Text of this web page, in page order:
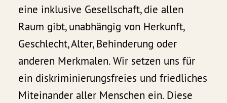
eine inklusive Gesellschaft, die allen
Raum gibt, unabhängig von Herkunft,
Geschlecht, Alter, Behinderung oder
anderen Merkmalen. Wir setzen uns für
ein diskriminierungsfreies und friedliches
Miteinander aller Menschen ein. Diese